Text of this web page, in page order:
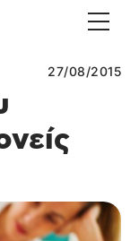
27/08/2015